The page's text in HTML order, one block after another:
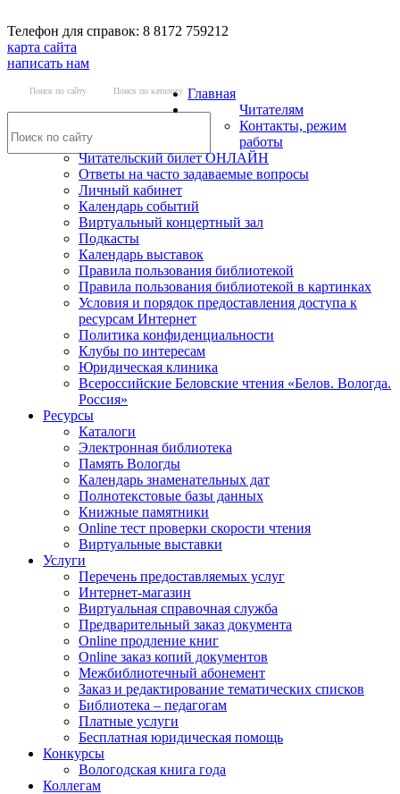
Телефон для справок: 8 8172 759212
карта сайта
написать нам
Поиск по сайту Поиск по каталогу Главная
Читателям
Контакты, режим
работы
Читательский билет ОНЛАЙН
Ответы на часто задаваемые вопросы
Личный кабинет
Календарь событий
Виртуальный концертный зал
Подкасты
Календарь выставок
Правила пользования библиотекой
Правила пользования библиотекой в картинках
Условия и порядок предоставления доступа к
ресурсам Интернет
Политика конфиденциальности
Клубы по интересам
Юридическая клиника
Всероссийские Беловские чтения «Белов. Вологда.
Россия»
Ресурсы
Каталоги
Электронная библиотека
Память Вологды
Календарь знаменательных дат
Полнотекстовые базы данных
Книжные памятники
Online тест проверки скорости чтения
Виртуальные выставки
Услуги
Перечень предоставляемых услуг
Интернет-магазин
Виртуальная справочная служба
Предварительный заказ документа
Online продление книг
Online заказ копий документов
Межбиблиотечный абонемент
Заказ и редактирование тематических списков
Библиотека – педагогам
Платные услуги
Бесплатная юридическая помощь
Конкурсы
Вологодская книга года
Коллегам